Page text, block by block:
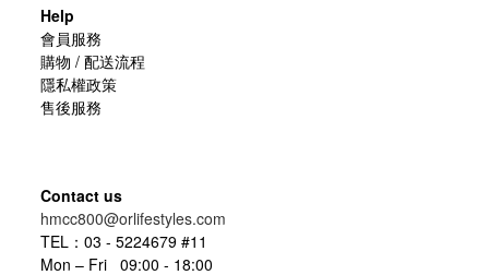
Help
會員服務
購物 / 配送流程
隱私權政策
售後服務
Contact us
hmcc800@orlifestyles.com
TEL：03 - 5224679 #11
Mon – Fri 09:00 - 18:00